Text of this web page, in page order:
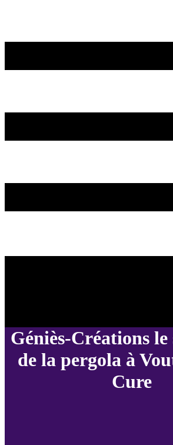
Géniès-Créations le
de la pergola à
Cure